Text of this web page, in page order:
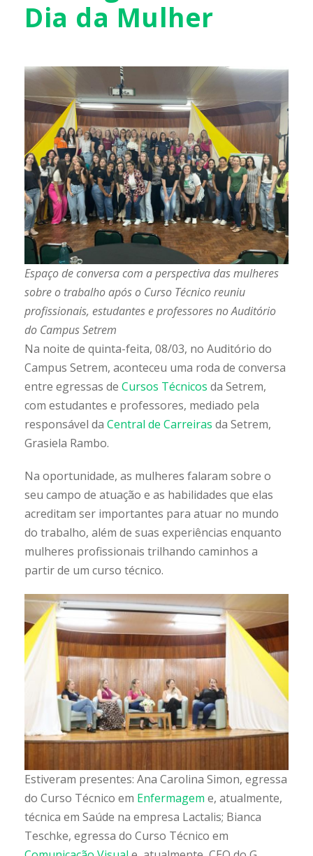
Dia da Mulher
Espaço de conversa com a perspectiva das mulheres
sobre o trabalho após o Curso Técnico reuniu
profissionais, estudantes e professores no Auditório
do Campus Setrem
Na noite de quinta-feita, 08/03, no Auditório do
Campus Setrem, aconteceu uma roda de conversa
entre egressas de Cursos Técnicos da Setrem,
com estudantes e professores, mediado pela
responsável da Central de Carreiras da Setrem,
Grasiela Rambo.
Na oportunidade, as mulheres falaram sobre o
seu campo de atuação e as habilidades que elas
acreditam ser importantes para atuar no mundo
do trabalho, além de suas experiências enquanto
mulheres profissionais trilhando caminhos a
partir de um curso técnico.
Estiveram presentes: Ana Carolina Simon, egressa
do Curso Técnico em Enfermagem e, atualmente,
técnica em Saúde na empresa Lactalis; Bianca
Teschke, egressa do Curso Técnico em